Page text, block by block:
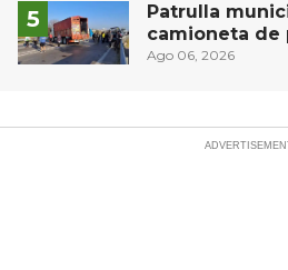
Patrulla
camioneta de
en la
Ago 06, 2026